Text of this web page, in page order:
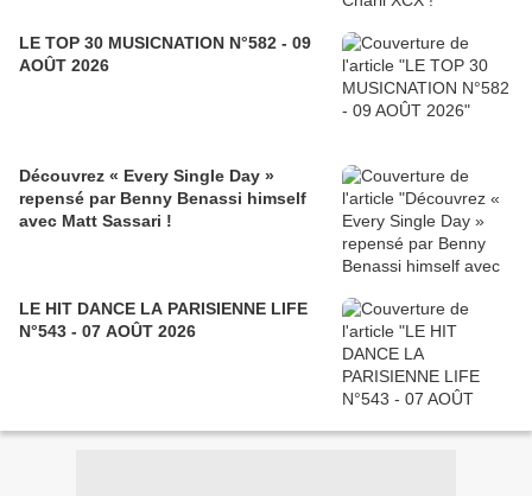
LE TOP 30 MUSICNATION N°582 - 09
AOÛT 2026
Découvrez « Every Single Day »
repensé par Benny Benassi himself
avec Matt Sassari !
LE HIT DANCE LA PARISIENNE LIFE
N°543 - 07 AOÛT 2026